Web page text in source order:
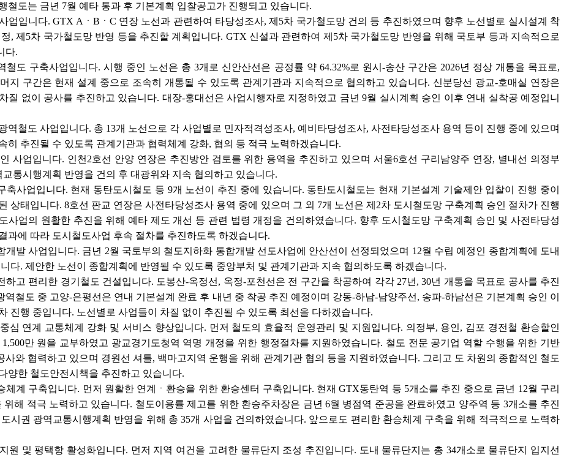
철도는 금년 7월 예타 통과 후 기본계획 입찰공고가 진행되고 있습니다.
업입니다. GTX AㆍBㆍC 연장 노선과 관련하여 타당성조사, 제5차 국가철도망 건의 등 추진하였으며 향후 노선별로 실시설계 착
, 제5차 국가철도망 반영 등을 추진할 계획입니다. GTX 신설과 관련하여 제5차 국가철도망 반영을 위해 국토부 등과 지속적으로
다.
철도 구축사업입니다. 시행 중인 노선은 총 3개로 신안산선은 공정률 약 64.32%로 원시-송산 구간은 2026년 정상 개통을 목표로,
지 구간은 현재 설계 중으로 조속히 개통될 수 있도록 관계기관과 지속적으로 협의하고 있습니다. 신분당선 광교-호매실 연장은
질 없이 공사를 추진하고 있습니다. 대장-홍대선은 사업시행자로 지정하였고 금년 9월 실시계획 승인 이후 연내 실착공 예정입니
역철도 사업입니다. 총 13개 노선으로 각 사업별로 민자적격성조사, 예비타당성조사, 사전타당성조사 용역 등이 진행 중에 있으며
히 추진될 수 있도록 관계기관과 협력체계 강화, 협의 등 적극 노력하겠습니다.
사업입니다. 인천2호선 안양 연장은 추진방안 검토를 위한 용역을 추진하고 있으며 서울6호선 구리남양주 연장, 별내선 의정부
통시행계획 반영을 건의 후 대광위와 지속 협의하고 있습니다.
축사업입니다. 현재 동탄도시철도 등 9개 노선이 추진 중에 있습니다. 동탄도시철도는 현재 기본설계 기술제안 입찰이 진행 중이
상태입니다. 8호선 판교 연장은 사전타당성조사 용역 중에 있으며 그 외 7개 노선은 제2차 도시철도망 구축계획 승인 절차가 진행
사업의 원활한 추진을 위해 예타 제도 개선 등 관련 법령 개정을 건의하였습니다. 향후 도시철도망 구축계획 승인 및 사전타당성
과에 따라 도시철도사업 후속 절차를 추진하도록 하겠습니다.
개발 사업입니다. 금년 2월 국토부의 철도지하화 통합개발 선도사업에 안산선이 선정되었으며 12월 수립 예정인 종합계획에 도내
다. 제안한 노선이 종합계획에 반영될 수 있도록 중앙부처 및 관계기관과 지속 협의하도록 하겠습니다.
하고 편리한 경기철도 건설입니다. 도봉산-옥정선, 옥정-포천선은 전 구간을 착공하여 각각 27년, 30년 개통을 목표로 공사를 추진
역철도 중 고양-은평선은 연내 기본설계 완료 후 내년 중 착공 추진 예정이며 강동-하남-남양주선, 송파-하남선은 기본계획 승인 이
진행 중입니다. 노선별로 사업들이 차질 없이 추진될 수 있도록 최선을 다하겠습니다.
심 연계 교통체계 강화 및 서비스 향상입니다. 먼저 철도의 효율적 운영관리 및 지원입니다. 의정부, 용인, 김포 경전철 환승할인
만 원을 교부하였고 광교경기도청역 역명 개정을 위한 행정절차를 지원하였습니다. 철도 전문 공기업 역할 수행을 위한 기반
사와 협력하고 있으며 경원선 셔틀, 백마고지역 운행을 위해 관계기관 협의 등을 지원하였습니다. 그리고 도 차원의 종합적인 철도
양한 철도안전시책을 추진하고 있습니다.
체계 구축입니다. 먼저 원활한 연계ㆍ환승을 위한 환승센터 구축입니다. 현재 GTX동탄역 등 5개소를 추진 중으로 금년 12월 구리
위해 적극 노력하고 있습니다. 철도이용률 제고를 위한 환승주차장은 금년 6월 병점역 준공을 완료하였고 양주역 등 3개소를 추진
시권 광역교통시행계획 반영을 위해 총 35개 사업을 건의하였습니다. 앞으로도 편리한 환승체계 구축을 위해 적극적으로 노력하
원 및 평택항 활성화입니다. 먼저 지역 여건을 고려한 물류단지 조성 추진입니다. 도내 물류단지는 총 34개소로 물류단지 입지선